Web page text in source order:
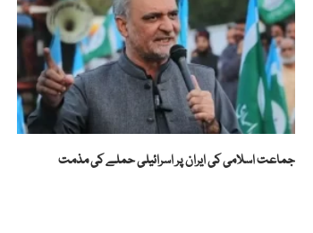
جماعت اسلامی کی ایران پر اسرائیلی حملے کی مذمت